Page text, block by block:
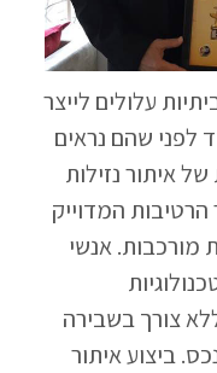
עלולים לייצר
לפני שהם נראים
איתור נזילות
המדוייק
מורכבות. אנשי
צורך בשבירה
ביצוע איתור